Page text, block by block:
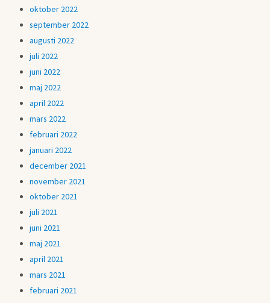
oktober 2022
september 2022
augusti 2022
juli 2022
juni 2022
maj 2022
april 2022
mars 2022
februari 2022
januari 2022
december 2021
november 2021
oktober 2021
juli 2021
juni 2021
maj 2021
april 2021
mars 2021
februari 2021